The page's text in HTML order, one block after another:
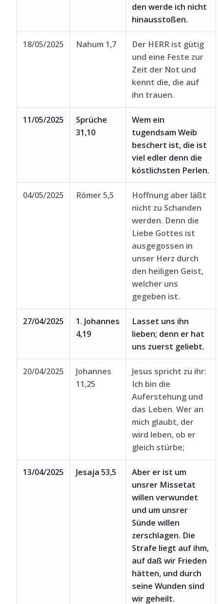
den werde ich nicht
hinausstoßen.
18/05/2025 Nahum 1,7
Der HERR ist gütig
und eine Feste zur
Zeit der Not und
kennt die, die auf
ihn trauen.
11/05/2025
Sprüche
31,10
Wem ein
tugendsam Weib
beschert ist, die ist
viel edler denn die
köstlichsten Perlen.
04/05/2025 Römer 5,5
Hoffnung aber läßt
nicht zu Schanden
werden. Denn die
Liebe Gottes ist
ausgegossen in
unser Herz durch
den heiligen Geist,
welcher uns
gegeben ist.
27/04/2025
1. Johannes
4,19
Lasset uns ihn
lieben; denn er hat
uns zuerst geliebt.
20/04/2025
Johannes
11,25
Jesus spricht zu ihr:
Ich bin die
Auferstehung und
das Leben. Wer an
mich glaubt, der
wird leben, ob er
gleich stürbe;
13/04/2025 Jesaja 53,5
Aber er ist um
unsrer Missetat
willen verwundet
und um unsrer
Sünde willen
zerschlagen. Die
Strafe liegt auf ihm,
auf daß wir Frieden
hätten, und durch
seine Wunden sind
wir geheilt.